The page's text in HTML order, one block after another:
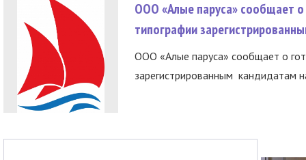
ООО «Алые паруса» сообщает о
типографии
ООО «Алые паруса» сообщает о
зарегистрированным кандидатам